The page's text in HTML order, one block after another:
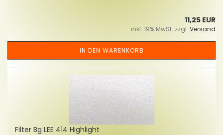
11,25 EUR
inkl. 19% MwSt. zzgl. Versand
IN DEN WARENKORB
Fil­ter Bg LEE 414 High­light